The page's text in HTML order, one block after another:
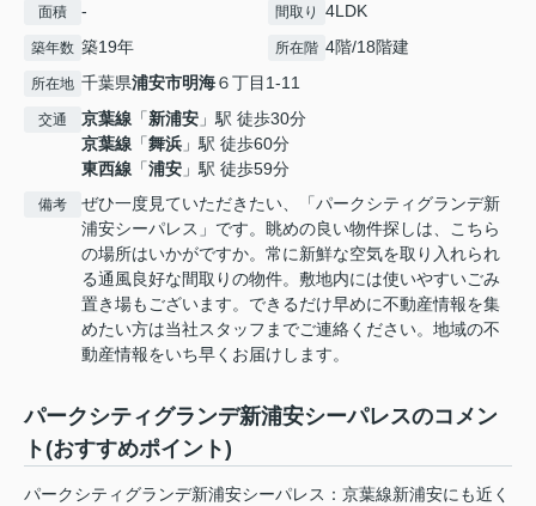
面積 - 間取り 4LDK
築年数 築19年 所在階 4階/18階建
所在地 千葉県浦安市明海６丁目1-11
交通 京葉線 「新浦安 」駅 徒歩30分
京葉線 「舞浜 」駅 徒歩60分
東西線 「浦安 」駅 徒歩59分
備考
ぜひ一度見ていただきたい、「パークシティグランデ新
浦安シーパレス」です。眺めの良い物件探しは、こちら
の場所はいかがですか。常に新鮮な空気を取り入れられ
る通風良好な間取りの物件。敷地内には使いやすいごみ
置き場もございます。できるだけ早めに不動産情報を集
めたい方は当社スタッフまでご連絡ください。地域の不
動産情報をいち早くお届けします。
パークシティグランデ新浦安シーパレスのコメン
ト(おすすめポイント)
パークシティグランデ新浦安シーパレス：京葉線新浦安にも近く